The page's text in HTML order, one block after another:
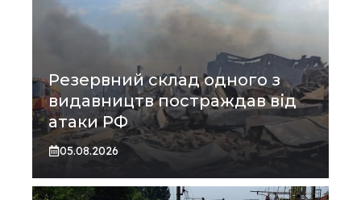
Резервний склад одного з
видавництв постраждав від
атаки РФ
05.08.2026